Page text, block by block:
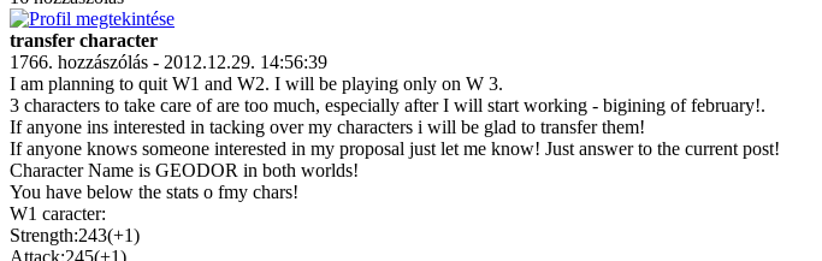
transfer character
1766. hozzászólás - 2012.12.29. 14:56:39
I am planning to quit W1 and W2. I will be playing only on W 3.
3 characters to take care of are too much, especially after I will start working - bigining of february!.
If anyone ins interested in tacking over my characters i will be glad to transfer them!
If anyone knows someone interested in my proposal just let me know! Just answer to the current post!
Character Name is GEODOR in both worlds!
You have below the stats o fmy chars!
W1 caracter:
Strength:243(+1)
Attack:245(+1)